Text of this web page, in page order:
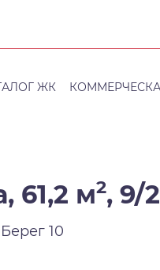
ЖК
61,2 м2, 9/
10